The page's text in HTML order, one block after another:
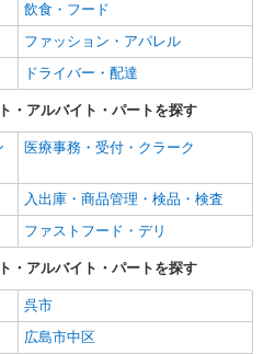
飲食・フード
ファッション・アパレル
ドライバー・配達
・アルバイト・パートを探す
医療事務・受付・クラーク
入出庫・商品管理・検品・検査
ファストフード・デリ
・アルバイト・パートを探す
呉市
広島市中区